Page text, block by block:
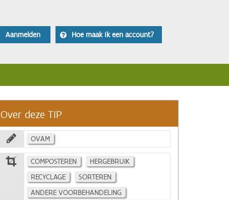
Aanmelden Hoe maak ik een account?
Over deze TIP
OVAM
COMPOSTEREN
HERGEBRUIK
RECYCLAGE
SORTEREN
ANDERE VOORBEHANDELING